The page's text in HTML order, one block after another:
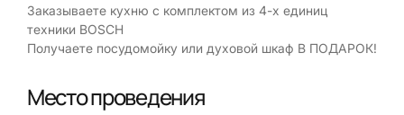
Заказываете кухню с комплектом из 4-х единиц
техники BOSCH
Получаете посудомойку или духовой шкаф В ПОДАРОК!
Место проведения